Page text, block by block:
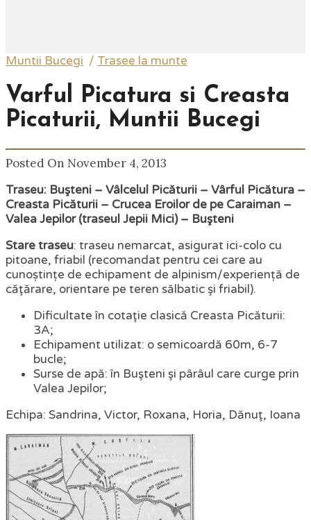
Muntii Bucegi / Trasee la munte
Varful Picatura si Creasta
Picaturii, Muntii Bucegi
Posted On November 4, 2013
Traseu: Buşteni – Vâlcelul Picăturii – Vârful Picătura –
Creasta Picăturii – Crucea Eroilor de pe Caraiman –
Valea Jepilor (traseul Jepii Mici) – Buşteni
Stare traseu: traseu nemarcat, asigurat ici-colo cu
pitoane, friabil (recomandat pentru cei care au
cunoștințe de echipament de alpinism/experiență de
căţărare, orientare pe teren sălbatic şi friabil).
Dificultate în cotaţie clasică Creasta Picăturii:
3A;
Echipament utilizat: o semicoardă 60m, 6-7
bucle;
Surse de apă: în Buşteni şi pârâul care curge prin
Valea Jepilor;
Echipa: Sandrina, Victor, Roxana, Horia, Dănuţ, Ioana